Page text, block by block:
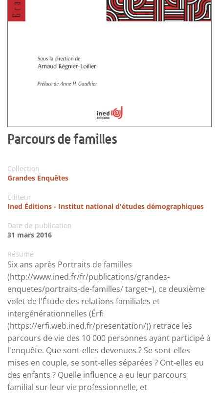
Parcours de familles
Collection
Grandes Enquêtes
Editeur
Ined Éditions - Institut national d'études démographiques
Date de publication
31 mars 2016
Résumé
Six ans après Portraits de familles
(http://www.ined.fr/fr/publications/grandes-
enquetes/portraits-de-familles/ target=), ce deuxième
volet de l'Étude des relations familiales et
intergénérationnelles (Érfi
(https://erfi.web.ined.fr/presentation/)) retrace les
parcours de vie des 10 000 personnes ayant participé à
l'enquête. Que sont-elles devenues ? Se sont-elles
mises en couple, se sont-elles séparées ? Ont-elles eu
des enfants ? Quelle influence a eu leur parcours
familial sur leur vie professionnelle, et